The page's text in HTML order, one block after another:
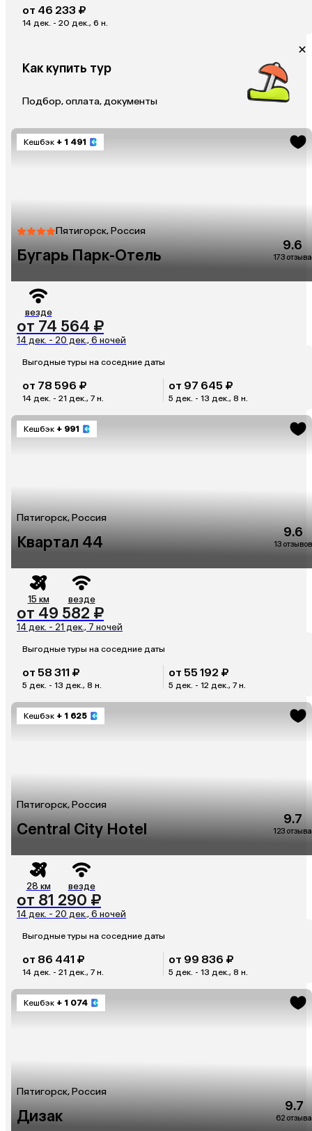
от 46 233 ₽
14 дек. - 20 дек., 6 н.
Как купить тур
Подбор, оплата, документы
Кешбэк + 1 491
Пятигорск, Россия
Бугарь Парк-Отель
9.6
173 отзыва
везде
от 74 564 ₽
14 дек. - 20 дек., 6 ночей
Выгодные туры на соседние даты
от 78 596 ₽
14 дек. - 21 дек., 7 н.
от 97 645 ₽
5 дек. - 13 дек., 8 н.
Кешбэк + 991
Пятигорск, Россия
Квартал 44
9.6
13 отзывов
15 км везде
от 49 582 ₽
14 дек. - 21 дек., 7 ночей
Выгодные туры на соседние даты
от 58 311 ₽
5 дек. - 13 дек., 8 н.
от 55 192 ₽
5 дек. - 12 дек., 7 н.
Кешбэк + 1 625
Пятигорск, Россия
Central City Hotel
9.7
123 отзыва
28 км везде
от 81 290 ₽
14 дек. - 20 дек., 6 ночей
Выгодные туры на соседние даты
от 86 441 ₽
14 дек. - 21 дек., 7 н.
от 99 836 ₽
5 дек. - 13 дек., 8 н.
Кешбэк + 1 074
Пятигорск, Россия
Дизак
9.7
62 отзыва